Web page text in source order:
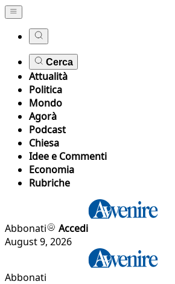
Cerca
Attualità
Politica
Mondo
Agorà
Podcast
Chiesa
Idee e Commenti
Economia
Rubriche
Abbonati
Accedi
August 9, 2026
Abbonati